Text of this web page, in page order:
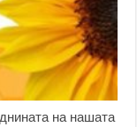
на нашата